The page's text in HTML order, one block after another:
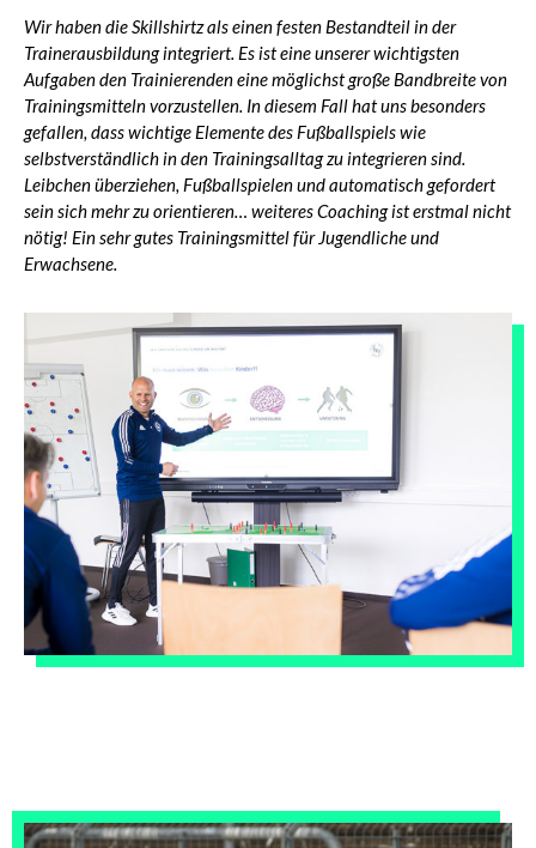
Wir haben die Skillshirtz als einen festen Bestandteil in der
Trainerausbildung integriert. Es ist eine unserer wichtigsten
Aufgaben den Trainierenden eine möglichst große Bandbreite von
Trainingsmitteln vorzustellen. In diesem Fall hat uns besonders
gefallen, dass wichtige Elemente des Fußballspiels wie
selbstverständlich in den Trainingsalltag zu integrieren sind.
Leibchen überziehen, Fußballspielen und automatisch gefordert
sein sich mehr zu orientieren… weiteres Coaching ist erstmal nicht
nötig! Ein sehr gutes Trainingsmittel für Jugendliche und
Erwachsene.